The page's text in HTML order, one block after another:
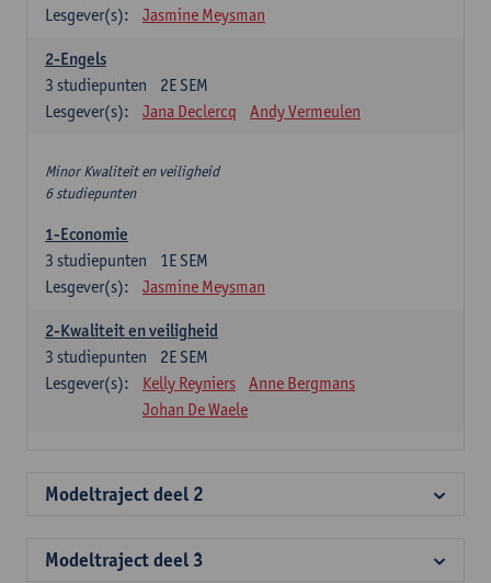
Lesgever(s):
Jasmine Meysman
2-Engels
2E SEM
3 studiepunten
Lesgever(s):
Jana Declercq Andy Vermeulen
Minor Kwaliteit en veiligheid
6 studiepunten
1-Economie
1E SEM
3 studiepunten
Lesgever(s):
Jasmine Meysman
2-Kwaliteit en veiligheid
2E SEM
3 studiepunten
Lesgever(s):
Kelly Reyniers
Anne Bergmans
Johan De Waele
Modeltraject deel 2
Modeltraject deel 3